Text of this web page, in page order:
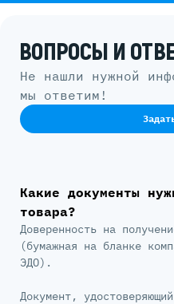
ВОПРОСЫ И
Не нашли нужной
мы ответим!
Какие документы
товара?
Доверенность на
(бумажная на бланке
ЭДО).
Документ,